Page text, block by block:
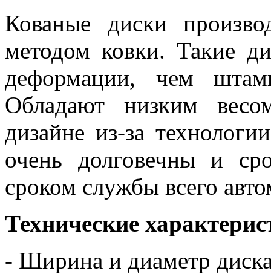
Кованые диски
методом ковки. Такие
деформации, чем
Обладают низким
дизайне из-за
очень долговечны и
сроком службы всего
Технические
- Ширина и диаметр